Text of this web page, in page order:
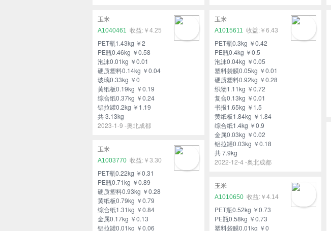
玉米
A1040461
￥4.25
PET瓶1.43kg ￥2
PE瓶0.46kg ￥0.58
泡沫0.01kg ￥0.01
硬质塑料0.14kg ￥0.04
玻璃0.33kg ￥0
黄纸板0.19kg ￥0.19
综合纸0.37kg ￥0.24
铝拉罐0.2kg ￥1.19
共 3.13kg
2023-1-9 -奥北成都
玉米
A1015611
￥6.43
PET瓶0.3kg ￥0.42
PE瓶0.4kg ￥0.5
泡沫0.04kg ￥0.05
塑料袋膜0.05kg ￥0.01
硬质塑料0.92kg ￥0.28
织物1.11kg ￥0.72
复合0.13kg ￥0.01
书报1.65kg ￥1.5
黄纸板1.84kg ￥1.84
综合纸1.4kg ￥0.9
金属0.03kg ￥0.02
铝拉罐0.03kg ￥0.18
共 7.9kg
2022-12-4 -奥北成都
玉米
A1003770
￥3.30
PET瓶0.22kg ￥0.31
PE瓶0.71kg ￥0.89
硬质塑料0.93kg ￥0.28
黄纸板0.79kg ￥0.79
综合纸1.31kg ￥0.84
金属0.17kg ￥0.13
铝拉罐0.01kg ￥0.06
玉米
A1010650
￥4.14
PET瓶0.52kg ￥0.73
PE瓶0.58kg ￥0.73
塑料袋膜0.01kg ￥0